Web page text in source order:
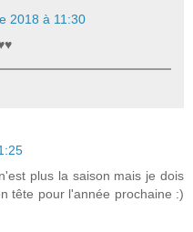
2018 à 11:30
plus la saison mais je dois
tête pour l'année prochaine :)